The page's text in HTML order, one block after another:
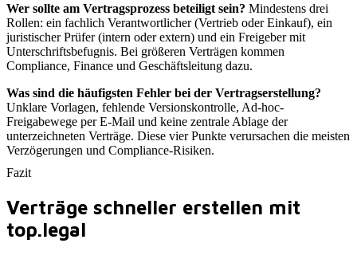
Wer sollte am Vertragsprozess beteiligt sein? Mindestens drei
Rollen: ein fachlich Verantwortlicher (Vertrieb oder Einkauf), ein
juristischer Prüfer (intern oder extern) und ein Freigeber mit
Unterschriftsbefugnis. Bei größeren Verträgen kommen
Compliance, Finance und Geschäftsleitung dazu.
Was sind die häufigsten Fehler bei der Vertragserstellung?
Unklare Vorlagen, fehlende Versionskontrolle, Ad-hoc-
Freigabewege per E-Mail und keine zentrale Ablage der
unterzeichneten Verträge. Diese vier Punkte verursachen die meisten
Verzögerungen und Compliance-Risiken.
Fazit
Verträge schneller erstellen mit
top.legal